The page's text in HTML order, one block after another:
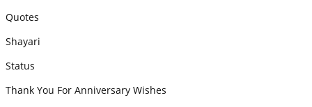
Quotes
Shayari
Status
Thank You For Anniversary Wishes